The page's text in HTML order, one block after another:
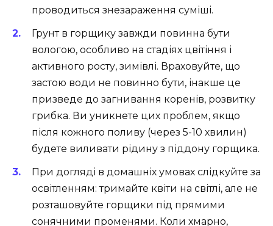
проводиться знезараження суміші.
Грунт в горщику завжди повинна бути
вологою, особливо на стадіях цвітіння і
активного росту, зимівлі. Враховуйте, що
застою води не повинно бути, інакше це
призведе до загнивання коренів, розвитку
грибка. Ви уникнете цих проблем, якщо
після кожного поливу (через 5-10 хвилин)
будете виливати рідину з піддону горщика.
При догляді в домашніх умовах слідкуйте за
освітленням: тримайте квіти на світлі, але не
розташовуйте горщики під прямими
сонячними променями. Коли хмарно,